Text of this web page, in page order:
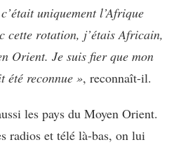
uniquement l’Afrique
cette rotation, j’étais Africain,
Orient. Je suis fier que mon
été reconnue », reconnaît-il.
les pays du Moyen Orient.
radios et télé là-bas, on lui